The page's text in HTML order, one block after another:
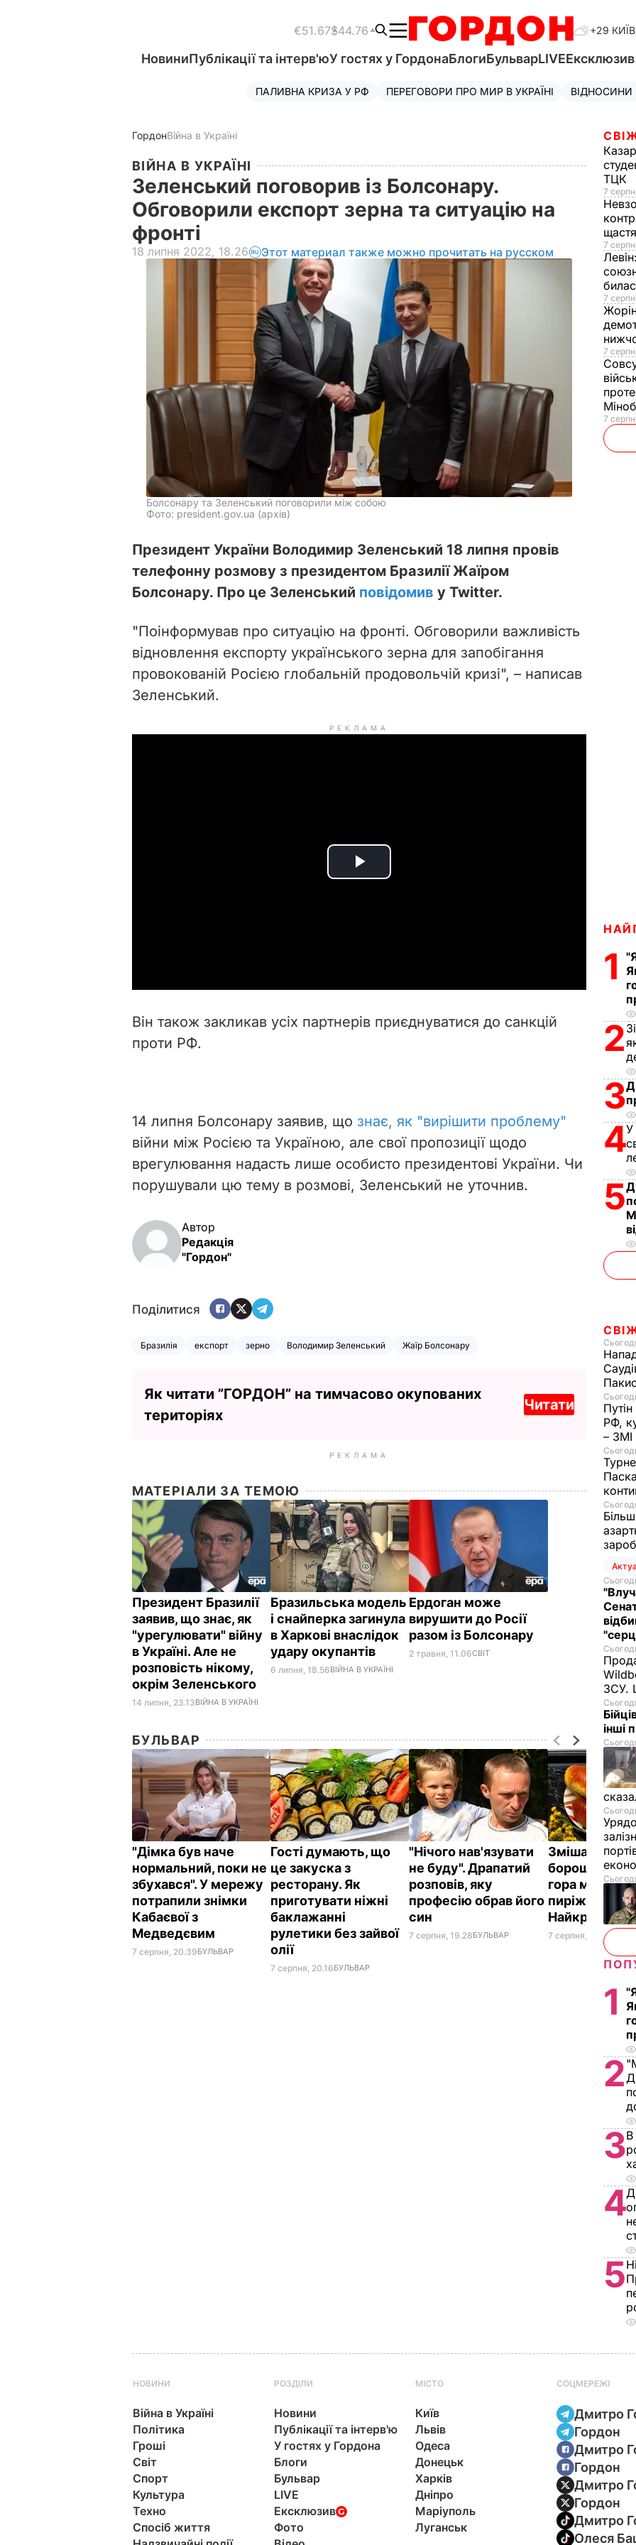
€51.67$44.76 +29 КИЇВ
НовиниПублікації та інтерв'юУ гостях у ГордонаБлогиБульварLIVEЕксклюзив
ПАЛИВНА КРИЗА У РФ ПЕРЕГОВОРИ ПРО МИР В УКРАЇНІ
ГордонВійна в Україні
ВІЙНА В УКРАЇНІ
Зеленський поговорив із Болсонару.
Обговорили експорт зерна та ситуацію на
фронті
18 липня 2022, 18.26 Этот материал также можно прочитать на русском
Болсонару та Зеленський поговорили між собою
Фото: president.gov.ua (архів)
Президент України Володимир Зеленський 18 липня провів
телефонну розмову з президентом Бразилії Жаїром
Болсонару. Про це Зеленський повідомив у Twitter.
"Поінформував про ситуацію на фронті. Обговорили важливість
відновлення експорту українського зерна для запобігання
провокованій Росією глобальній продовольчій кризі", – написав
Зеленський.
РЕКЛАМА
P
o
Він також закликав усіх партнерів приєднуватися до санкцій
проти РФ.
14 липня Болсонару заявив, що знає, як "вирішити проблему"
війни між Росією та Україною, але свої пропозиції щодо
врегулювання надасть лише особисто президентові України. Чи
порушували цю тему в розмові, Зеленський не уточнив.
Автор
Редакція
"Гордон"
Поділитися
Бразилія експорт зерно Володимир Зеленський Жаїр Болсонару
Як читати ”ГОРДОН” на тимчасово окупованих
територіях
Читати
РЕКЛАМА
МАТЕРІАЛИ ЗА ТЕМОЮ
Президент Бразилії
заявив, що знає, як
"урегулювати" війну
в Україні. Але не
розповість нікому,
окрім Зеленського
14 липня, 23.13ВІЙНА В УКРАЇНІ
Бразильська модель
і снайперка загинула
в Харкові внаслідок
удару окупантів
6 липня, 18.56ВІЙНА В УКРАЇНІ
Ердоган може
вирушити до Росії
разом із Болсонару
2 травня, 11.06СВІТ
БУЛЬВАР
"Дімка був наче
нормальний, поки не
збухався". У мережу
потрапили знімки
Кабаєвої з
Медведєвим
7 серпня, 20.39БУЛЬВАР
Гості думають, що
це закуска з
ресторану. Як
приготувати ніжні
баклажанні
рулетики без зайвої
олії
7 серпня, 20.16БУЛЬВАР
"Нічого нав'язувати
не буду". Драпатий
розповів, яку
професію обрав його
син
7 серпня, 19.28БУЛЬВАР
Змішайте це
борошном – і
гора м'яких,
пиріжків
Найкращий
7 серпня, 18.03
ТЦК
7
щастя
7
Левін:
7
7
7
1
2
3
4У
5
РФ,
– ЗМІ
ЗСУ.
інші
1
2
3В
4
5
НОВИНИ
Війна в Україні
Політика
Гроші
Світ
Спорт
Культура
Техно
Спосіб життя
РОЗДІЛИ
Новини
Публікації та інтерв'ю
У гостях у Гордона
Блоги
Бульвар
LIVE
Ексклюзив
Фото
МІСТО
Київ
Львів
Одеса
Донецьк
Харків
Дніпро
Маріуполь
Луганськ
СОЦМЕРЕЖІ
Дмитро
Гордон
Дмитро
Гордон
Дмитро
Гордон
Дмитро
Олеся